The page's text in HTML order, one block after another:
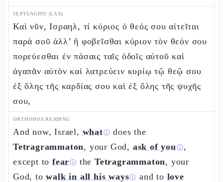
SEPTUAGINT (LXX)
Καὶ νῦν, Ισραηλ, τί κύριος ὁ θεός σου αἰτεῖται
παρὰ σοῦ ἀλλ’ ἢ φοβεῖσθαι κύριον τὸν θεόν σου
πορεύεσθαι ἐν πάσαις ταῖς ὁδοῖς αὐτοῦ καὶ
ἀγαπᾶν αὐτὸν καὶ λατρεύειν κυρίῳ τῷ θεῷ σου
ἐξ ὅλης τῆς καρδίας σου καὶ ἐξ ὅλης τῆς ψυχῆς
σου,
ORTHODOX READING
And now, Israel, whatⓘ does the
Tetragrammaton, your God, ask of youⓘ,
except to fearⓘ theTetragrammaton, your
God, towalk in all his waysⓘ and to love